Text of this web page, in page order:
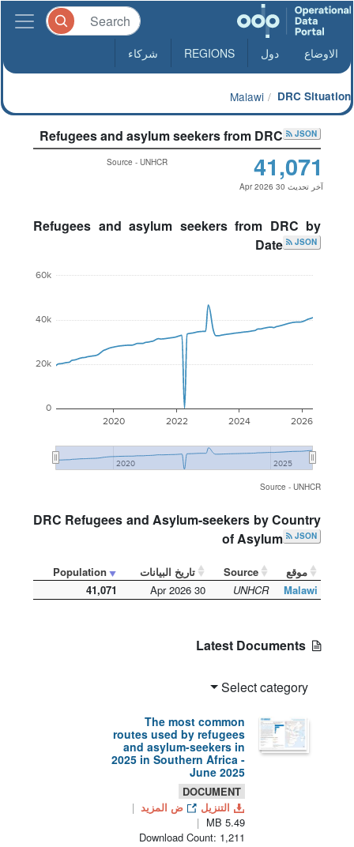
DRC Situation
Malawi
الاوضاع دول REGIONS شركاء
Refugees and asylum seekers from DRC JSON
41,071
آخر تحديث 30 Apr 2026
Source - UNHCR
Refugees and asylum seekers from DRC by
Date
JSON
2020 2022 2024 2026
2020 2025
0
20k
40k
60k
Source - UNHCR
DRC Refugees and Asylum-seekers by Country
of Asylum
JSON
موقع Source تاريخ البيانات
Population
Malawi
UNHCR
30 Apr 2026
41,071
Select category
The most common
routes used by refugees
and asylum-seekers in
2025 in Southern Africa -
June 2025
DOCUMENT
التنزيل
ض المزيد
5.49 MB
Download Count: 1,211